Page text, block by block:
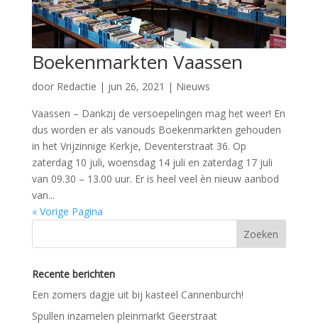
Boekenmarkten Vaassen
door Redactie | jun 26, 2021 | Nieuws
Vaassen – Dankzij de versoepelingen mag het weer! En
dus worden er als vanouds Boekenmarkten gehouden
in het Vrijzinnige Kerkje, Deventerstraat 36. Op
zaterdag 10 juli, woensdag 14 juli en zaterdag 17 juli
van 09.30 – 13.00 uur. Er is heel veel èn nieuw aanbod
van...
« Vorige Pagina
Recente berichten
Een zomers dagje uit bij kasteel Cannenburch!
Spullen inzamelen pleinmarkt Geerstraat